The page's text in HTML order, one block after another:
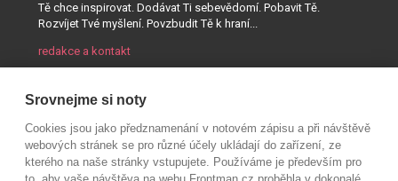
Tě chce inspirovat. Dodávat Ti sebevědomí. Pobavit Tě.
Rozvíjet Tvé myšlení. Povzbudit Tě k hraní...
redakce a kontakt
Srovnejme si noty
Cookies jsou jako předznamenání v notovém zápisu a při návštěvě
webových stránek se pro různé účely ukládají do zařízení, ze
kterého na naše stránky vstupujete. Používáme je především pro